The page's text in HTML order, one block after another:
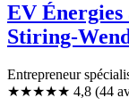
EV
Stiring-
Entrepreneur
★★★★★ 4,8 (44